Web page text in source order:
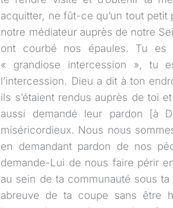
acquitter, ne fût-ce qu’un tout
notre médiateur auprès de notre
ont courbé nos épaules. Tu es
« grandiose intercession », tu
l’intercession. Dieu a dit à ton
ils s’étaient rendus auprès de toi
aussi demandé leur pardon [à
miséricordieux. Nous nous
en demandant pardon de nos
demande-Lui de nous faire périr
au sein de ta communauté sous ta
abreuve de ta coupe sans être